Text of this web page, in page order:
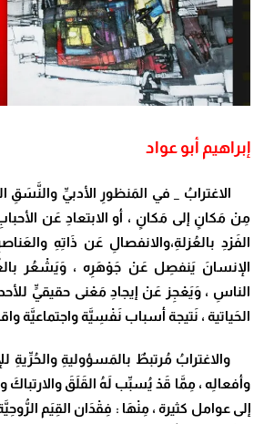
إبراهيم أبو عواد
الاغترابُ _ في المَنظورِ الأدبيِّ والنَّسَقِ
مِنْ مَكانٍ إلى مَكانٍ ، أو الابتعادِ عَن
الفَرْدِ بالعُزلةِ،والانفصالِ عَن ذَاتِهِ
الإنسانَ يَنفصِل عَنْ جَوْهَرِه ، وَيَشْعُر
الناسِ ، وَيَعْجِز عَنْ إيجادِ مَعْنى حقيقيٍّ
الحَياتية ، نَتيجة أسباب نَفْسِيَّة واجتماعيَّة
والاغترابُ مُرتبطٌ بالمَسؤوليةِ والحُرِّيةِ
وأفعالِه ، مِمَّا قَدْ يُسبِّب لَهُ القَلَقَ
إلى عوامل كثيرة ، مِنْهَا : فِقْدَان القِيَم